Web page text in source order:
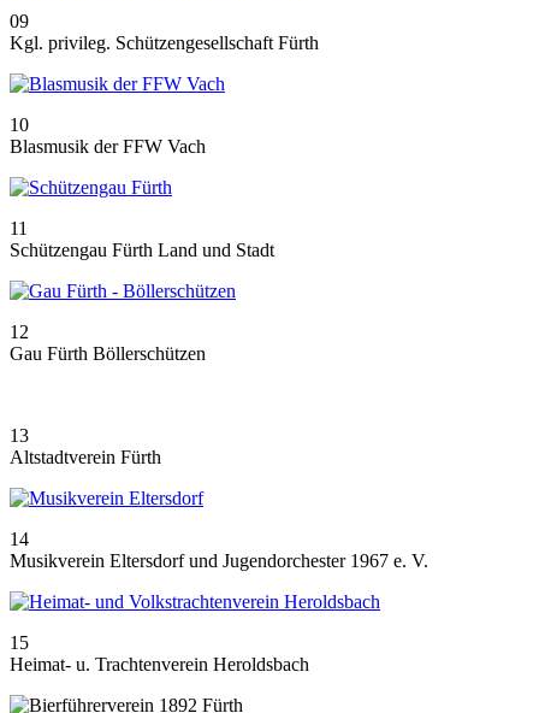
09
Kgl. privileg. Schützengesellschaft Fürth
10
Blasmusik der FFW Vach
11
Schützengau Fürth Land und Stadt
12
Gau Fürth Böllerschützen
13
Altstadtverein Fürth
14
Musikverein Eltersdorf und Jugendorchester 1967 e. V.
15
Heimat- u. Trachtenverein Heroldsbach